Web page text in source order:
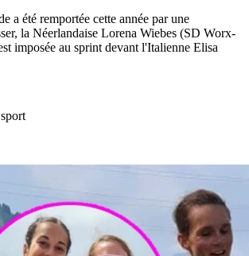
a été remportée cette année par une
la Néerlandaise Lorena Wiebes (SD Worx-
imposée au sprint devant l'Italienne Elisa